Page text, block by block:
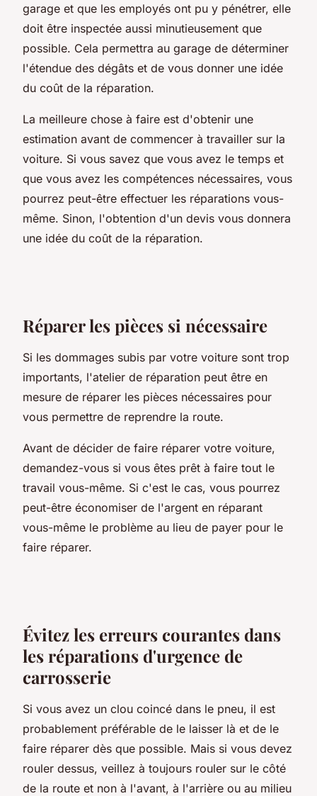
garage et que les employés ont pu y pénétrer, elle
doit être inspectée aussi minutieusement que
possible. Cela permettra au garage de déterminer
l'étendue des dégâts et de vous donner une idée
du coût de la réparation.
La meilleure chose à faire est d'obtenir une
estimation avant de commencer à travailler sur la
voiture. Si vous savez que vous avez le temps et
que vous avez les compétences nécessaires, vous
pourrez peut-être effectuer les réparations vous-
même. Sinon, l'obtention d'un devis vous donnera
une idée du coût de la réparation.
Réparer les pièces si nécessaire
Si les dommages subis par votre voiture sont trop
importants, l'atelier de réparation peut être en
mesure de réparer les pièces nécessaires pour
vous permettre de reprendre la route.
Avant de décider de faire réparer votre voiture,
demandez-vous si vous êtes prêt à faire tout le
travail vous-même. Si c'est le cas, vous pourrez
peut-être économiser de l'argent en réparant
vous-même le problème au lieu de payer pour le
faire réparer.
Évitez les erreurs courantes dans
les réparations d'urgence de
carrosserie
Si vous avez un clou coincé dans le pneu, il est
probablement préférable de le laisser là et de le
faire réparer dès que possible. Mais si vous devez
rouler dessus, veillez à toujours rouler sur le côté
de la route et non à l'avant, à l'arrière ou au milieu